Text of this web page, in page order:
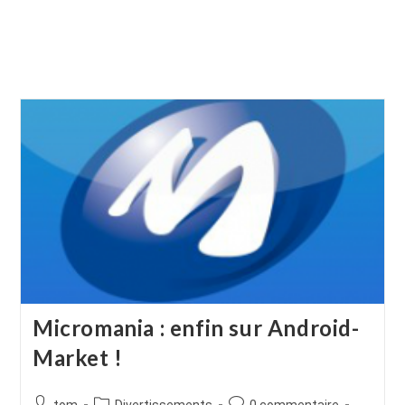
Micromania : enfin sur Android-
Market !